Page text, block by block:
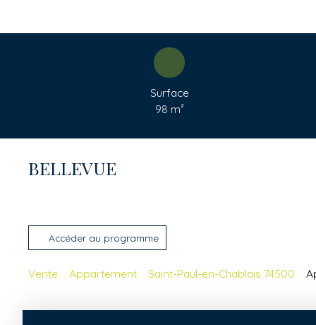
Surface
98 m²
BELLEVUE
Accéder au programme
Vente Appartement Saint-Paul-en-Chablais 74500